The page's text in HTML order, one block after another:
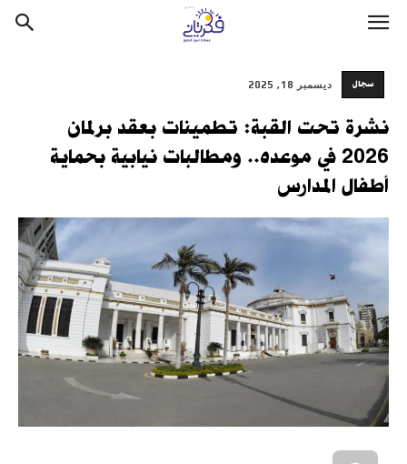
سجال ديسمبر 18, 2025
نشرة تحت القبة: تطمينات بعقد برلمان
2026 في موعده.. ومطالبات نيابية بحماية
أطفال المدارس